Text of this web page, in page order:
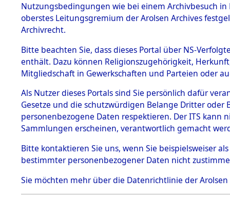
BESTÄNDE
1.
mente
5. Verschiedenes
5.3
Todesmärsche
5.3.1 Alliierte
Erhebungen
zu
Todesmärsch
en
5.3.2
und
0108
Nutzungsbedingungen wie bei einem Archivbesuch
oberstes Leitungsgremium der Arolsen Archives
Archivrecht.
Bitte beachten Sie, dass dieses Portal über NS-
enthält. Dazu können Religionszugehörigkeit,
Mitgliedschaft in Gewerkschaften und Parteien oder
Als Nutzer dieses Portals sind Sie persönlich dafür
Gesetze und die schutzwürdigen Belange Dritter
personenbezogene Daten respektieren. Der ITS
Sammlungen erscheinen, verantwortlich gemacht
Bitte kontaktieren Sie uns, wenn Sie beispielsweiser
bestimmter personenbezogener Daten nicht
Sie möchten mehr über die Datenrichtlinie der Arolsen